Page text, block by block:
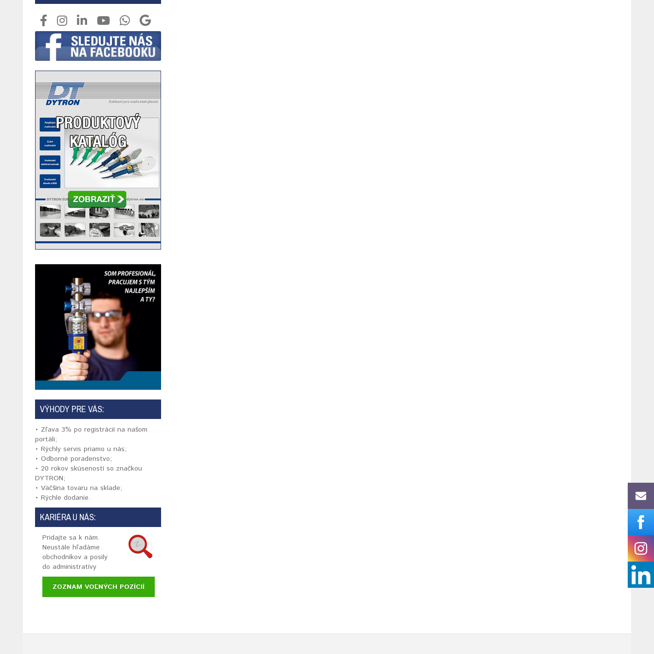
VÝHODY PRE VÁS:
• Zľava 3% po registrácií na našom
portáli;
• Rýchly servis priamo u nás;
• Odborné poradenstvo;
• 20 rokov skúseností so značkou
DYTRON;
• Väčšina tovaru na sklade;
• Rýchle dodanie.
KARIÉRA U NÁS:
Pridajte sa k nám.
Neustále hľadáme
obchodníkov a posily
do administratívy
ZOZNAM VOĽNÝCH POZÍCIÍ